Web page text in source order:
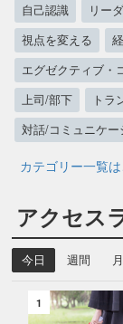
自己認識 リー
視点を変える
エグゼクティブ・
上司/部下
トラ
対話/コミュニケー
カテゴリー一覧
アクセス
今日 週間
1